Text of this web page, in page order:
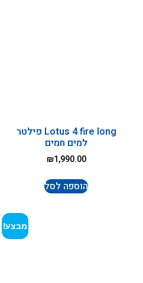
Lotus 4 fire long פילטר
למים חמים
₪1,990.00
הוספה לסל
מבצע!